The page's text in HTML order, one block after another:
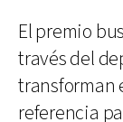
El premio
través del
transforman
referencia